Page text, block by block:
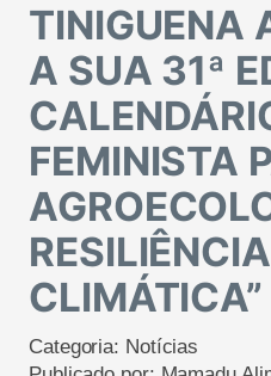
TINIGUENA
A SUA 31ª
FEMINISTA
RESILIÊNCIA
CLIMÁTICA”
Categoria: Notícias